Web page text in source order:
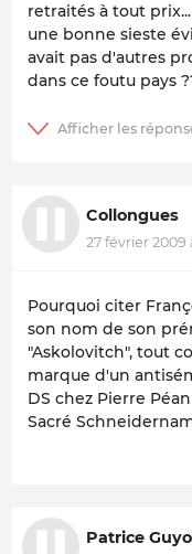
retraités à tout
une bonne sieste
avait pas d'autres
dans ce foutu pays
Collongues
27 février 2009
Pourquoi citer
son nom de son
"Askolovitch", tout
marque d'un
DS chez Pierre
Sacré
Patrice